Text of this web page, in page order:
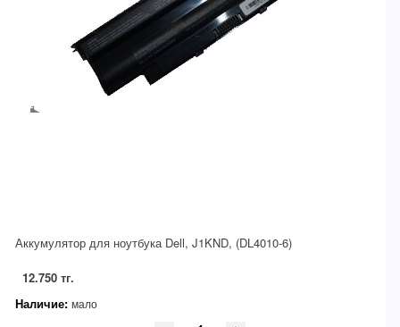
Аккумулятор для ноутбука Dell, J1KND, (DL4010-6)
12.750 тг.
Наличие: мало